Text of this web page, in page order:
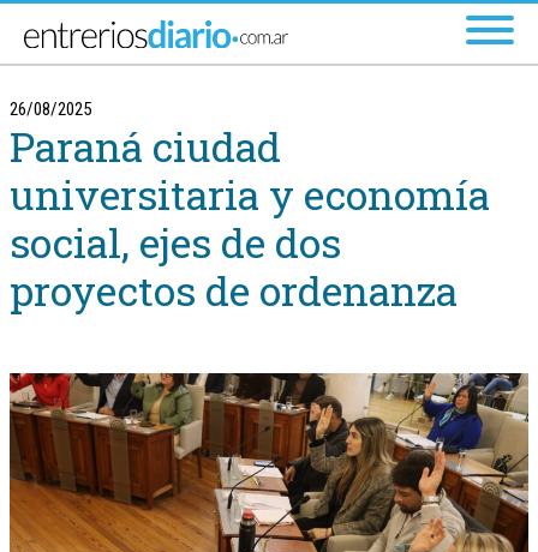
26/08/2025
Paraná ciudad
universitaria y economía
social, ejes de dos
proyectos de ordenanza